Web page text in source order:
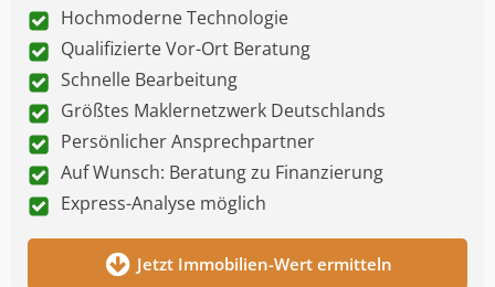
Hochmoderne Technologie
Qualifizierte Vor-Ort Beratung
Schnelle Bearbeitung
Größtes Maklernetzwerk Deutschlands
Persönlicher Ansprechpartner
Auf Wunsch: Beratung zu Finanzierung
Express-Analyse möglich
Jetzt Immobilien-Wert ermitteln